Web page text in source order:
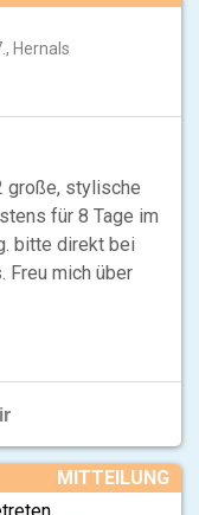
Hernals
große, stylische
für 8 Tage im
bitte direkt bei
Freu mich über
MITTEILUNG